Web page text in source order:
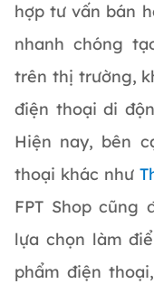
hợp tư vấn bán
nhanh chóng
trên thị trường,
điện thoại di
Hiện nay, bên
thoại khác như
FPT Shop cũng
lựa chọn làm
phẩm điện